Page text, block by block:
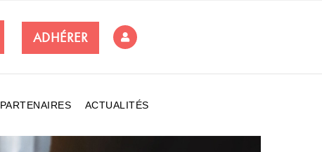
ADHÉRER
PARTENAIRES ACTUALITÉS